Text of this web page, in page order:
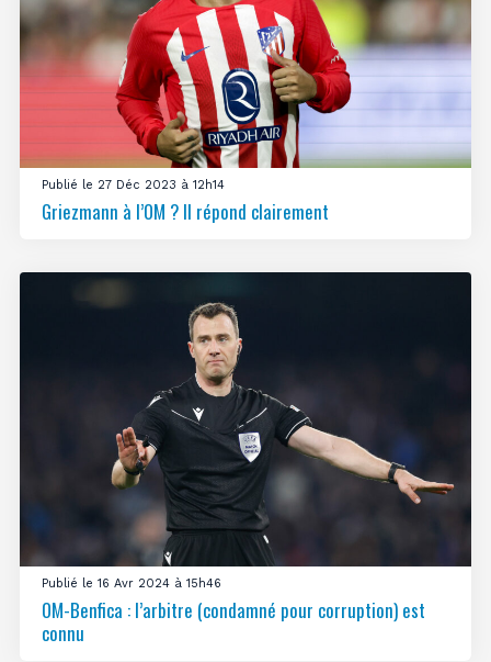
Publié le 27 Déc 2023 à 12h14
Griezmann à l’OM ? Il répond clairement
Publié le 16 Avr 2024 à 15h46
OM-Benfica : l’arbitre (condamné pour corruption) est
connu